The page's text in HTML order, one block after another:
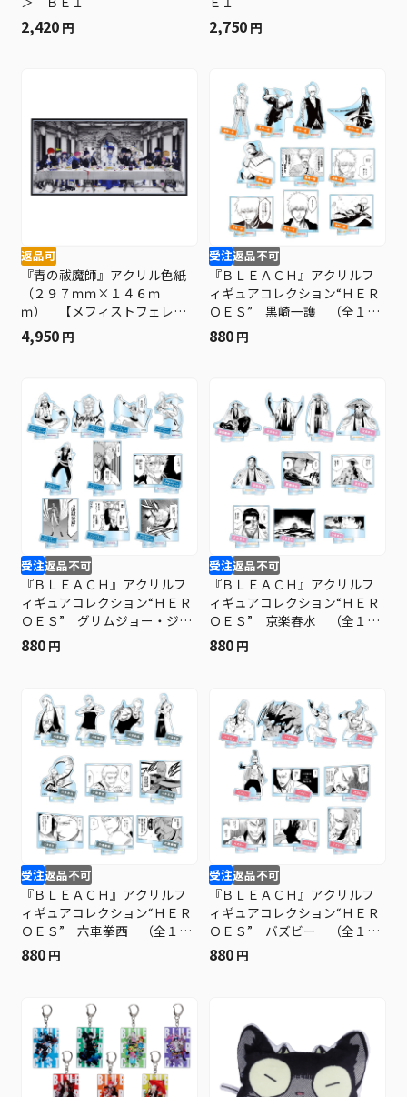
2,420 円 2,750 円
返品可
『青の祓魔師』アクリル色紙
（２９７ｍｍ×１４６ｍ
ｍ） 【メフィストフェレス
の晩餐】 ＜青の祓魔師展
愛知＞ ＢＥ２
4,950 円
受注返品不可
『ＢＬＥＡＣＨ』アクリルフ
ィギュアコレクション“ＨＥＲ
ＯＥＳ” 黒崎一護 （全１０
種／ランダム１種入り） Ｂ
Ｆ３
880 円
受注返品不可
『ＢＬＥＡＣＨ』アクリルフ
ィギュアコレクション“ＨＥＲ
ＯＥＳ” グリムジョー・ジャ
ガージャック （全１０種／
ランダム１種入り） ＢＦ３
880 円
受注返品不可
『ＢＬＥＡＣＨ』アクリルフ
ィギュアコレクション“ＨＥＲ
ＯＥＳ” 京楽春水 （全１０
種／ランダム１種入り） Ｂ
Ｆ３
880 円
受注返品不可
『ＢＬＥＡＣＨ』アクリルフ
ィギュアコレクション“ＨＥＲ
ＯＥＳ” 六車拳西 （全１０
種／ランダム１種入り） Ｂ
Ｆ３
880 円
受注返品不可
『ＢＬＥＡＣＨ』アクリルフ
ィギュアコレクション“ＨＥＲ
ＯＥＳ” バズビー （全１０
種／ランダム１種入り） Ｂ
Ｆ３
880 円